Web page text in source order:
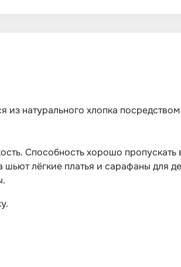
натурального хлопка
Способность хорошо пропускать
шьют лёгкие платья и сарафаны